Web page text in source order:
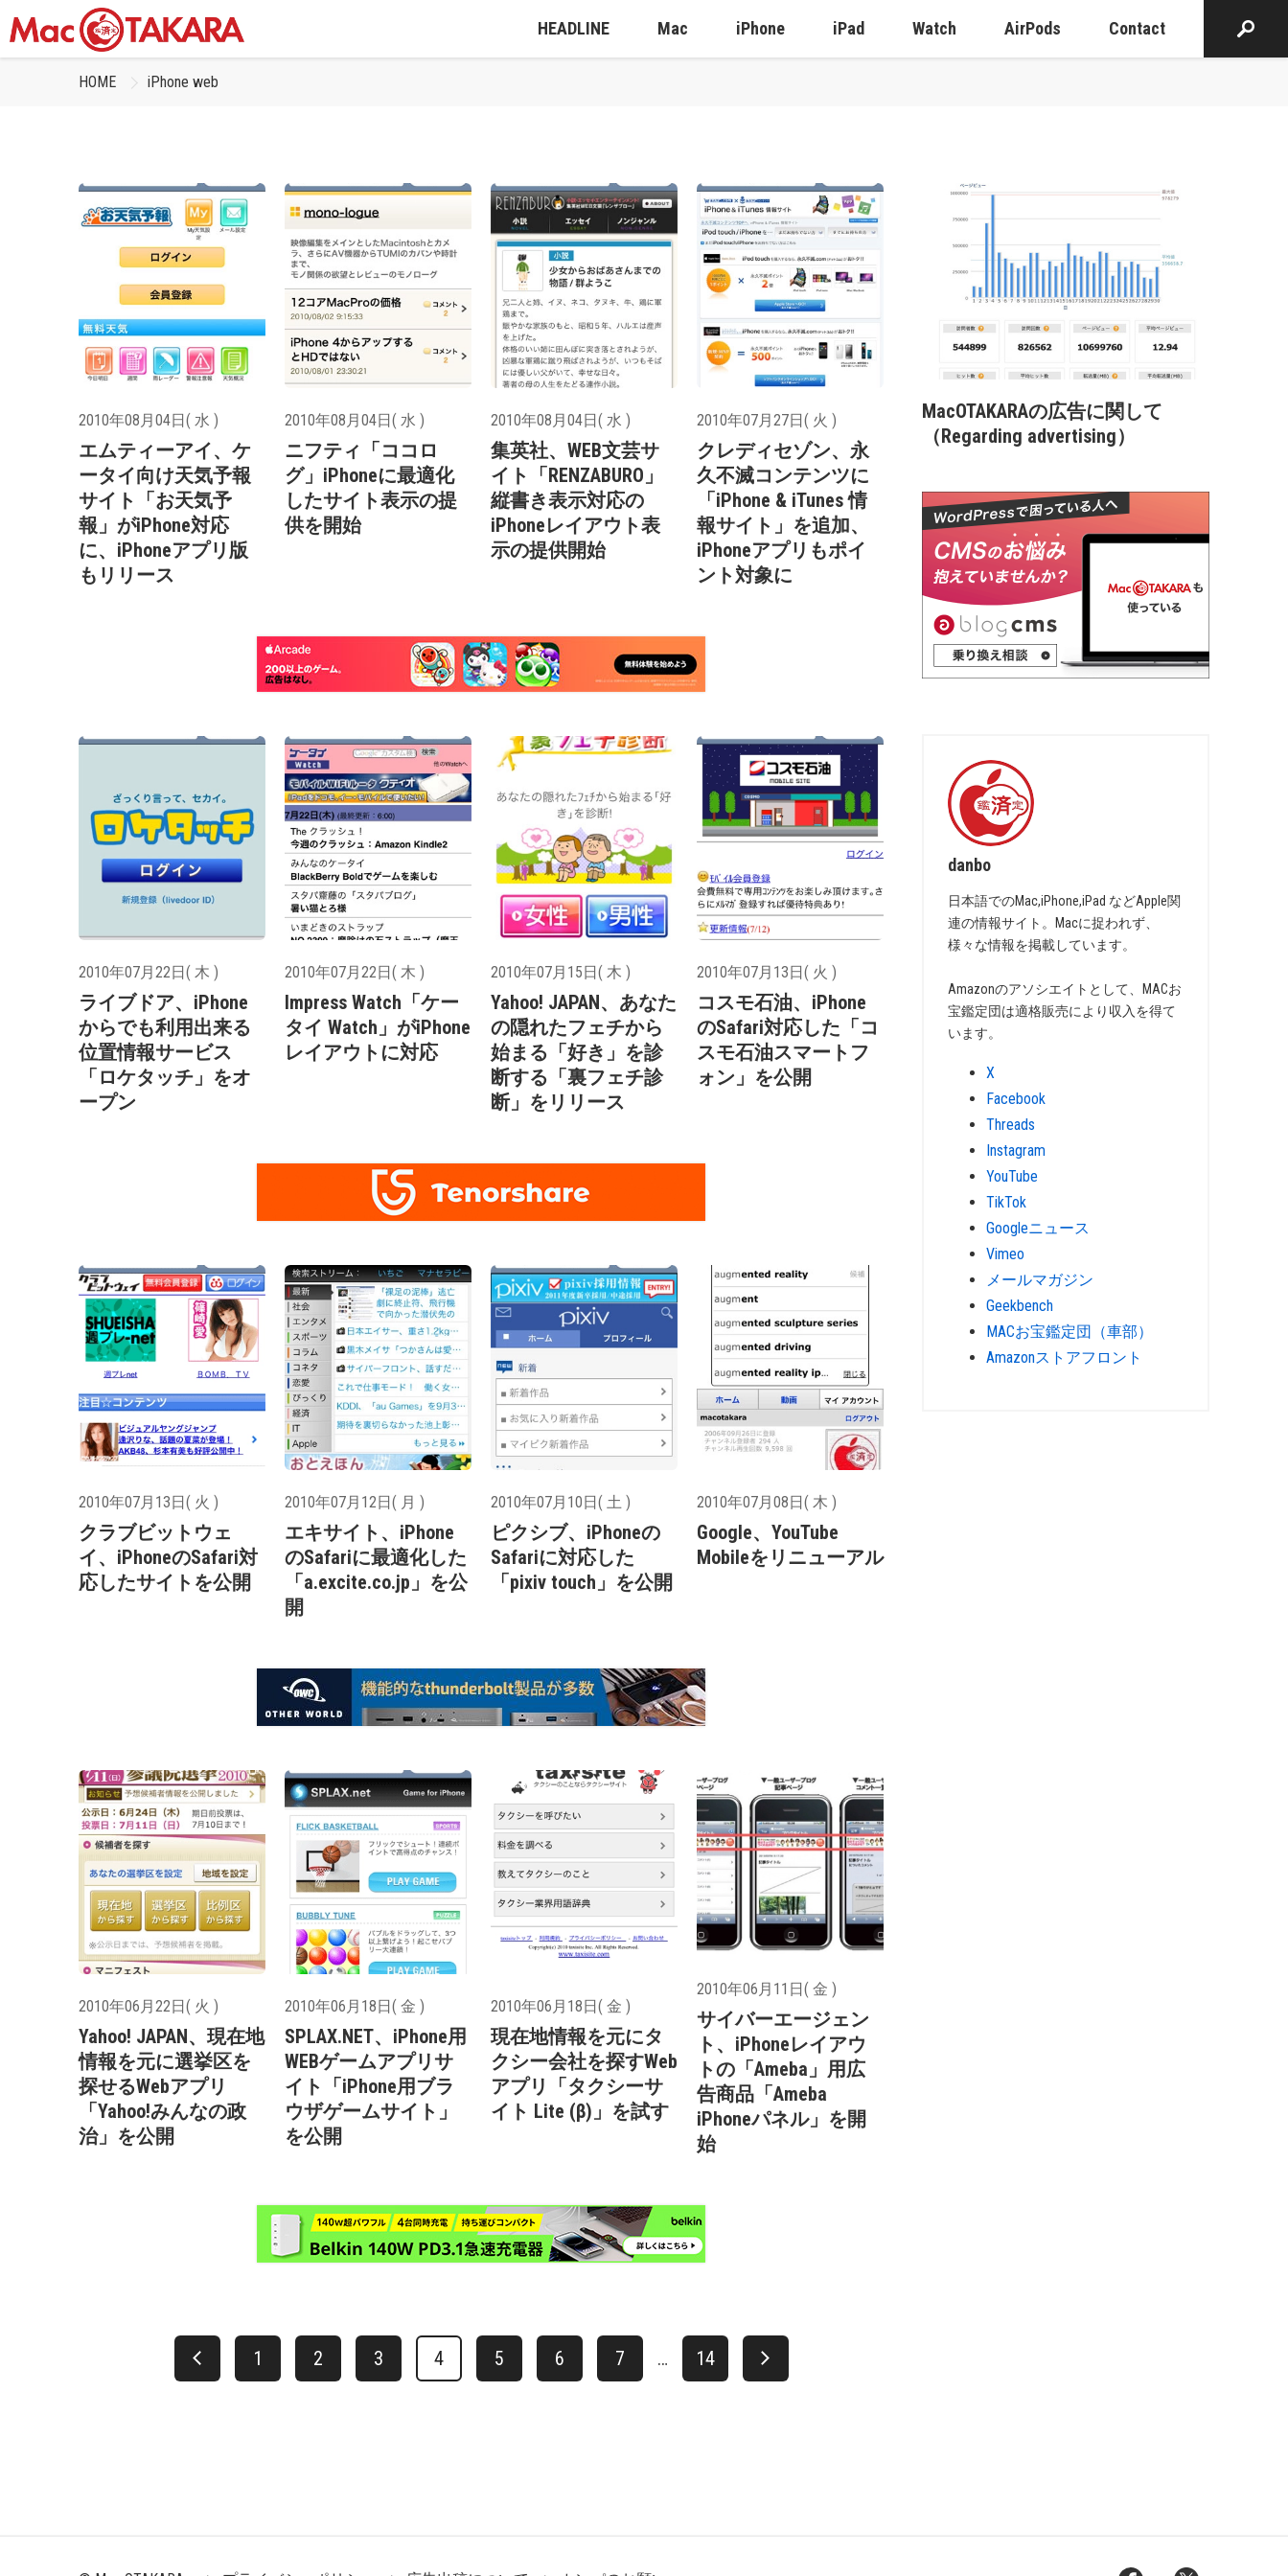
HEADLINE Mac iPhone iPad Watch AirPods Contact
HOME iPhone web
2010年08月04日( 水 )
エムティーアイ、ケ
ータイ向け天気予報
サイト「お天気予
報」がiPhone対応
に、iPhoneアプリ版
もリリース
2010年08月04日( 水 )
ニフティ「ココロ
グ」iPhoneに最適化
したサイト表示の提
供を開始
2010年08月04日( 水 )
集英社、WEB文芸サ
イト「RENZABURO」
縦書き表示対応の
iPhoneレイアウト表
示の提供開始
2010年07月27日( 火 )
クレディセゾン、永
久不滅コンテンツに
「iPhone & iTunes 情
報サイト」を追加、
iPhoneアプリもポイ
ント対象に
2010年07月22日( 木 )
ライブドア、iPhone
からでも利用出来る
位置情報サービス
「ロケタッチ」をオ
ープン
2010年07月22日( 木 )
Impress Watch「ケー
タイ Watch」がiPhone
レイアウトに対応
2010年07月15日( 木 )
Yahoo! JAPAN、あなた
の隠れたフェチから
始まる「好き」を診
断する「裏フェチ診
断」をリリース
2010年07月13日( 火 )
コスモ石油、iPhone
のSafari対応した「コ
スモ石油スマートフ
ォン」を公開
2010年07月13日( 火 )
クラブビットウェ
イ、iPhoneのSafari対
応したサイトを公開
2010年07月12日( 月 )
エキサイト、iPhone
のSafariに最適化した
「a.excite.co.jp」を公
開
2010年07月10日( 土 )
ピクシブ、iPhoneの
Safariに対応した
「pixiv touch」を公開
2010年07月08日( 木 )
Google、YouTube
Mobileをリニューアル
2010年06月22日( 火 )
Yahoo! JAPAN、現在地
情報を元に選挙区を
探せるWebアプリ
「Yahoo!みんなの政
治」を公開
2010年06月18日( 金 )
SPLAX.NET、iPhone用
WEBゲームアプリサ
イト「iPhone用ブラ
ウザゲームサイト」
を公開
2010年06月18日( 金 )
現在地情報を元にタ
クシー会社を探すWeb
アプリ「タクシーサ
イト Lite (β)」を試す
2010年06月11日( 金 )
サイバーエージェン
ト、iPhoneレイアウ
トの「Ameba」用広
告商品「Ameba
iPhoneパネル」を開
始
1 2 3 4 5 6 7 … 14
MacOTAKARAの広告に関して
（Regarding advertising）
danbo
日本語でのMac,iPhone,iPad などApple関
連の情報サイト。Macに捉われず、
様々な情報を掲載しています。
Amazonのアソシエイトとして、MACお
宝鑑定団は適格販売により収入を得て
います。
X
Facebook
Threads
Instagram
YouTube
TikTok
Googleニュース
Vimeo
メールマガジン
Geekbench
MACお宝鑑定団（車部）
Amazonストアフロント